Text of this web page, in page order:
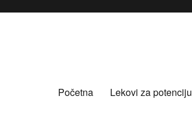
Početna Lekovi za potenciju